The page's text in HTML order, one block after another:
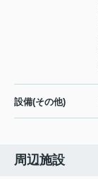
設備(その他)
周辺施設